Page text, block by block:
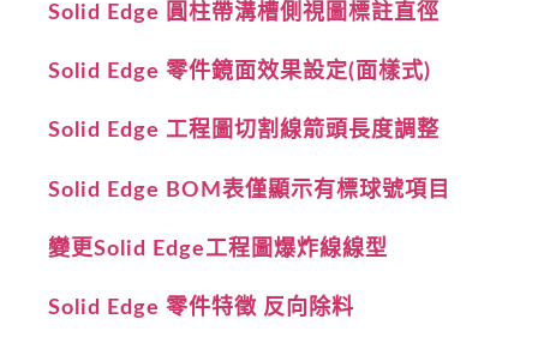
Solid Edge 圓柱帶溝槽側視圖標註直徑
Solid Edge 零件鏡面效果設定(面樣式)
Solid Edge 工程圖切割線箭頭長度調整
Solid Edge BOM表僅顯示有標球號項目
變更Solid Edge工程圖爆炸線線型
Solid Edge 零件特徵 反向除料